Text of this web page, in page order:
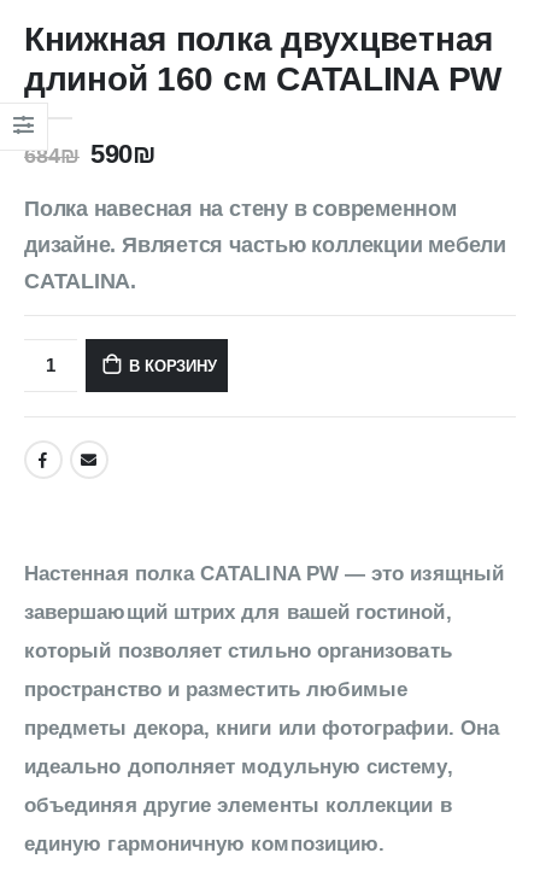
Книжная полка двухцветная
длиной 160 см CATALINA PW
684₪ 590₪
Полка навесная на стену в современном
дизайне. Является частью коллекции мебели
CATALINA.
В КОРЗИНУ
Настенная полка CATALINA PW — это изящный
завершающий штрих для вашей гостиной,
который позволяет стильно организовать
пространство и разместить любимые
предметы декора, книги или фотографии. Она
идеально дополняет модульную систему,
объединяя другие элементы коллекции в
единую гармоничную композицию.